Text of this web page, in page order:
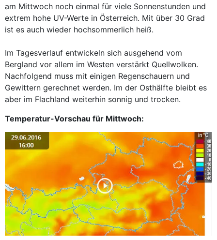
am Mittwoch noch einmal für viele Sonnenstunden und
extrem hohe UV-Werte in Österreich. Mit über 30 Grad
ist es auch wieder hochsommerlich heiß.
Im Tagesverlauf entwickeln sich ausgehend vom
Bergland vor allem im Westen verstärkt Quellwolken.
Nachfolgend muss mit einigen Regenschauern und
Gewittern gerechnet werden. Im der Osthälfte bleibt es
aber im Flachland weiterhin sonnig und trocken.
Temperatur-Vorschau für Mittwoch: